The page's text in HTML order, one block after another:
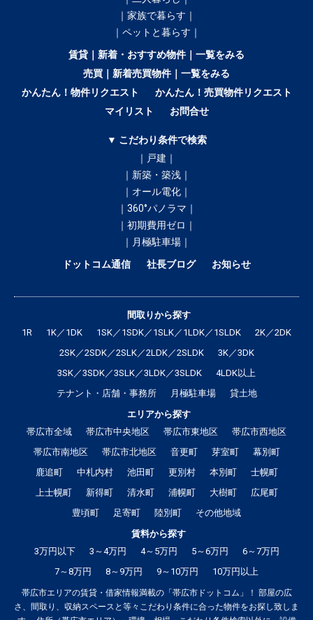
｜家族で暮らす｜
｜ペットと暮らす｜
賃貸｜新着・おすすめ物件｜一覧をみる
売買｜新着売買物件｜一覧をみる
かんたん！物件リクエスト
かんたん！売買物件リクエスト
マイリスト
お問合せ
▼ こだわり条件で検索
｜戸建｜
｜新築・築浅｜
｜オール電化｜
｜360°パノラマ｜
｜初期費用ゼロ｜
｜月極駐車場｜
ドットコム通信
社長ブログ お知らせ
間取りから探す
1R
1K／1DK 1SK／1SDK／1SLK／1LDK／1SLDK
2K／2DK
2SK／2SDK／2SLK／2LDK／2SLDK
3K／3DK
3SK／3SDK／3SLK／3LDK／3SLDK
4LDK以上
テナント・店舗・事務所
月極駐車場
貸土地
エリアから探す
帯広市全域
帯広市中央地区 帯広市東地区
帯広市西地区
帯広市南地区
帯広市北地区 音更町 芽室町
幕別町
鹿追町
中札内村 池田町 更別村 本別町
士幌町
上士幌町
新得町 清水町 浦幌町 大樹町
広尾町
豊頃町
足寄町 陸別町
その他地域
賃料から探す
3万円以下
3～4万円 4～5万円 5～6万円
6～7万円
7～8万円
8～9万円 9～10万円 10万円以上
帯広市エリアの賃貸・借家情報満載の「帯広市ドットコム」！ 部屋の広
さ、間取り、収納スペースと等々こだわり条件に合った物件をお探し致しま